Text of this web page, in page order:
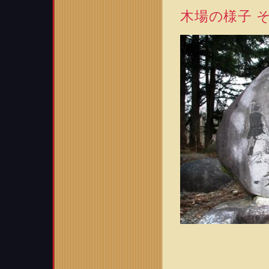
木場の様子